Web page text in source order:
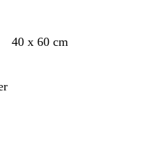
n
n
n
n
n
40 x 60 cm